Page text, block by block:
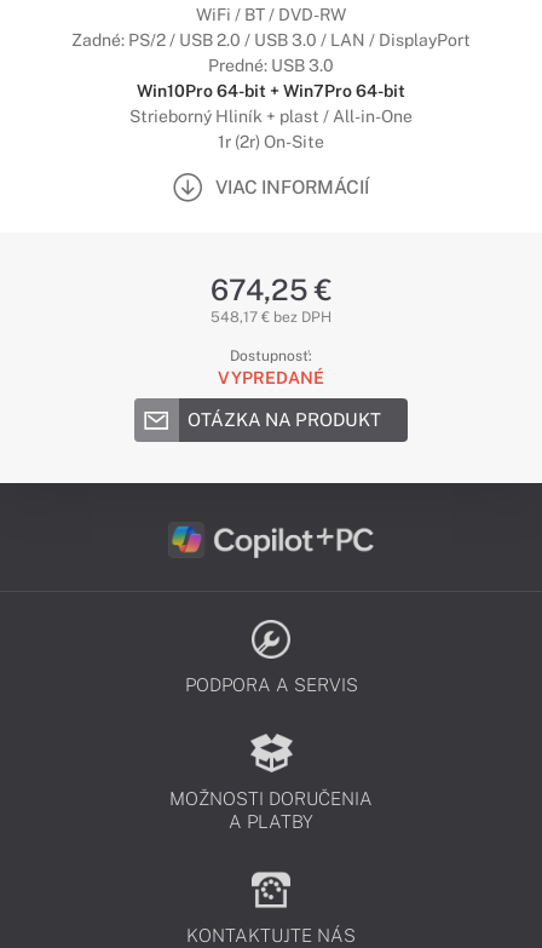
WiFi / BT / DVD-RW
Zadné: PS/2 / USB 2.0 / USB 3.0 / LAN / DisplayPort
Predné: USB 3.0
Win10Pro 64-bit + Win7Pro 64-bit
Strieborný Hliník + plast / All-in-One
1r (2r) On-Site
VIAC INFORMÁCIÍ
674,25 €
548,17 € bez DPH
Dostupnosť:
VYPREDANÉ
OTÁZKA NA PRODUKT
PODPORA A SERVIS
MOŽNOSTI DORUČENIA
A PLATBY
KONTAKTUJTE NÁS